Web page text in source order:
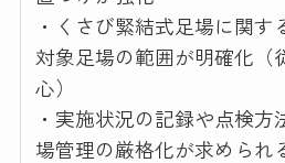
・くさび緊結式足場に関す
対象足場の範囲が明確化（
心）
・実施状況の記録や点検
場管理の厳格化が求められ